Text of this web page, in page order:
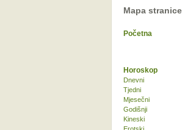
Mapa stranice
Početna
Horoskop
Dnevni
Tjedni
Mjesečni
Godišnji
Kineski